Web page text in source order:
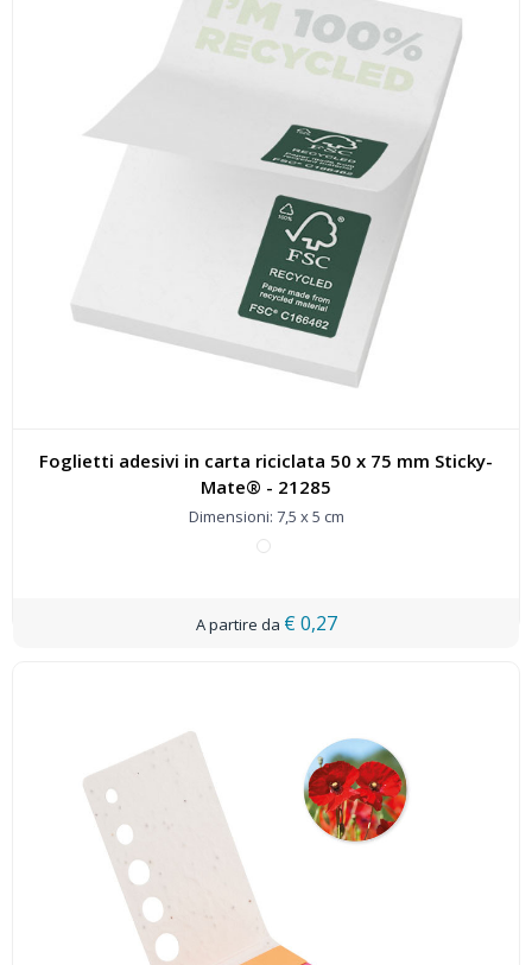
Foglietti adesivi in carta riciclata 50 x 75 mm Sticky-
Mate® - 21285
Dimensioni: 7,5 x 5 cm
€ 0,27